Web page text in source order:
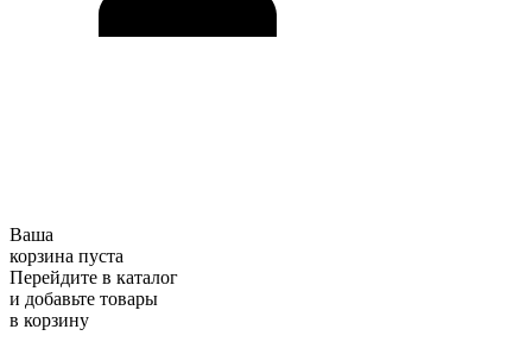
Ваша
корзина пуста
Перейдите в каталог
и добавьте товары
в корзину